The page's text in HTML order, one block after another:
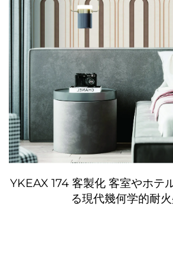
YKEAX 174 客製化 客室やホテ
る現代幾何学的耐